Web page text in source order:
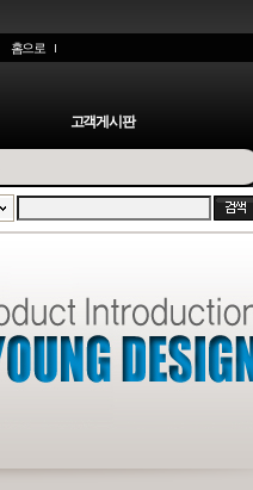
홈으로
고객게시판